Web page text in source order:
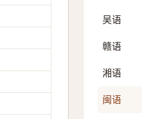
吴语
赣语
湘语
闽语